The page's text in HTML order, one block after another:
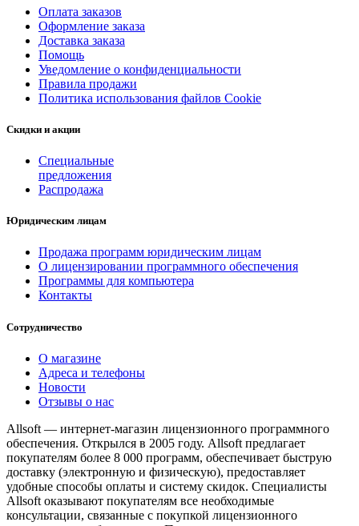
Оплата заказов
Оформление заказа
Доставка заказа
Помощь
Уведомление о конфиденциальности
Правила продажи
Политика использования файлов Cookie
Скидки и акции
Специальные
предложения
Распродажа
Юридическим лицам
Продажа программ юридическим лицам
О лицензировании программного обеспечения
Программы для компьютера
Контакты
Сотрудничество
О магазине
Адреса и телефоны
Новости
Отзывы о нас
Allsoft — интернет-магазин лицензионного программного
обеспечения. Открылся в 2005 году. Allsoft предлагает
покупателям более 8 000 программ, обеспечивает быструю
доставку (электронную и физическую), предоставляет
удобные способы оплаты и систему скидок. Специалисты
Allsoft оказывают покупателям все необходимые
консультации, связанные с покупкой лицензионного